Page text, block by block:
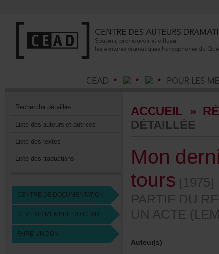
Recherchedétaillée
Listedesauteursetautrices
Listedestextes
Listedestraductions
CENTREDEDOCUMENTATION
DEVENIRMEMBREDUCEAD
FAIREUNDON
ACCUEIL »
DÉTAILLÉE
tours [1975]
Auteur(s)